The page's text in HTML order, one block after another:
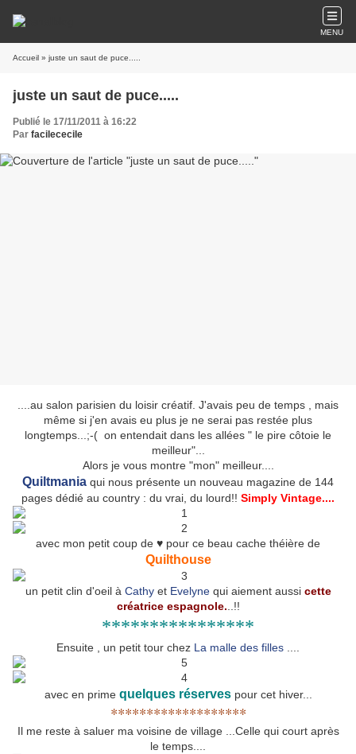
MENU
Accueil » juste un saut de puce.....
juste un saut de puce.....
Publié le 17/11/2011 à 16:22
Par facilececile
....au salon parisien du loisir créatif. J'avais peu de temps , mais
même si j'en avais eu plus je ne serai pas restée plus
longtemps...;-( on entendait dans les allées " le pire côtoie le
meilleur"...
Alors je vous montre "mon" meilleur....
Quiltmania qui nous présente un nouveau magazine de 144
pages dédié au country : du vrai, du lourd!! Simply Vintage....
avec mon petit coup de ♥ pour ce beau cache théière de
Quilthouse
un petit clin d'oeil à Cathy et Evelynequi aiement aussi cette
créatrice espagnole. ..!!
****************
Ensuite , un petit tour chez La malle des filles
avec en prime quelques réserves pour cet hiver...
*******************
Il me reste à saluer ma voisine de village ...Celle qui court après
le temps....